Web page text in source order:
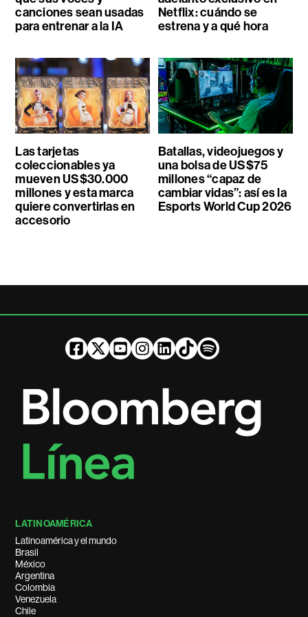
canciones sean usadas
para entrenar a la IA
Netflix: cuándo se
estrena y a qué hora
Las tarjetas
coleccionables ya
mueven US$30.000
millones y esta marca
quiere convertirlas en
accesorio
Batallas, videojuegos y
una bolsa de US$75
millones “capaz de
cambiar vidas”: así es la
Esports World Cup 2026
LATINOAMÉRICA
Latinoamérica y el mundo
Brasil
México
Argentina
Colombia
Venezuela
Chile